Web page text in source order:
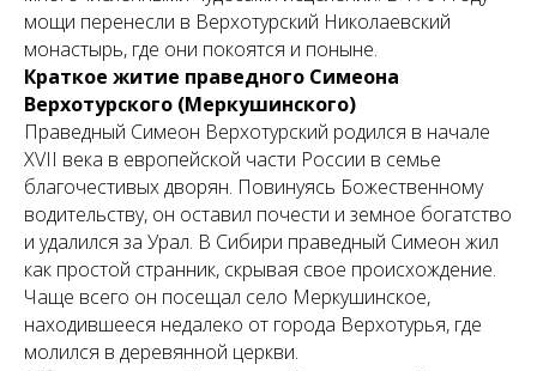
мощи перенесли в Верхотурский Николаевский
монастырь, где они покоятся и поныне.
Краткое житие праведного Симеона
Верхотурского (Меркушинского)
Праведный Симеон Верхотурский родился в начале
XVII века в европейской части России в семье
благочестивых дворян. Повинуясь Божественному
водительству, он оставил почести и земное богатство
и удалился за Урал. В Сибири праведный Симеон жил
как простой странник, скрывая свое происхождение.
Чаще всего он посещал село Меркушинское,
находившееся недалеко от города Верхотурья, где
молился в деревянной церкви.